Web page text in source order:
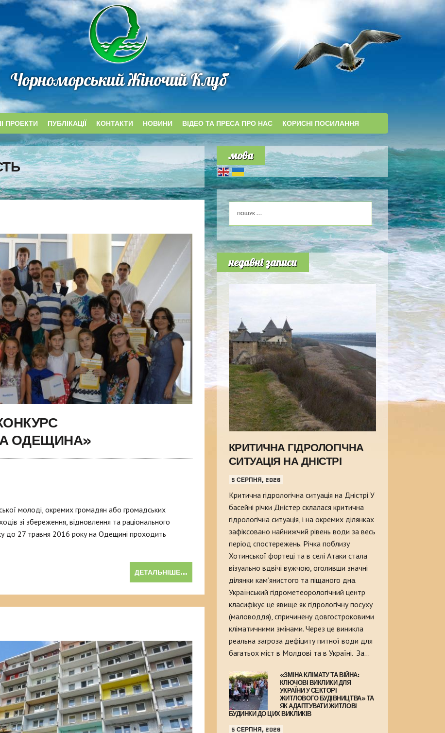
Чорноморський Жіночий Клуб
ПРОЕКТИ ПУБЛІКАЦІЇ КОНТАКТИ НОВИНИ ВІДЕО ТА ПРЕСА ПРО НАС КОРИСНІ ПОСИЛАННЯ
ОДЕЩИНА»
молоді, окремих громадян або громадських
зі збереження, відновлення та раціонального
до 27 травня 2016 року на Одещині проходить
ДЕТАЛЬНІШЕ...
мова
недавні записи
КРИТИЧНА ГІДРОЛОГІЧНА
СИТУАЦІЯ НА ДНІСТРІ
5 СЕРПНЯ, 2026
Критична гідрологічна ситуація на Дністрі У
басейні річки Дністер склалася критична
гідрологічна ситуація, і на окремих ділянках
зафіксовано найнижчий рівень води за весь
період спостережень. Річка поблизу
Хотинської фортеці та в селі Атаки стала
візуально вдвічі вужчою, оголивши значні
ділянки кам’янистого та піщаного дна.
Український гідрометеорологічний центр
класифікує це явище як гідрологічну посуху
(маловоддя), спричинену довгостроковими
кліматичними змінами. Через це виникла
реальна загроза дефіциту питної води для
багатьох міст в Молдові та в Україні. За…
«ЗМІНА КЛІМАТУ ТА ВІЙНА:
КЛЮЧОВІ ВИКЛИКИ ДЛЯ
УКРАЇНИ У СЕКТОРІ
ЖИТЛОВОГО БУДІВНИЦТВА» ТА
ЯК АДАПТУВАТИ ЖИТЛОВІ
БУДИНКИ ДО ЦИХ ВИКЛИКІВ
5 СЕРПНЯ, 2026